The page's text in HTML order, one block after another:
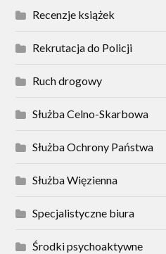
Recenzje książek
Rekrutacja do Policji
Ruch drogowy
Służba Celno-Skarbowa
Służba Ochrony Państwa
Służba Więzienna
Specjalistyczne biura
Środki psychoaktywne